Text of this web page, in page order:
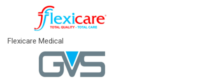
Flexicare Medical